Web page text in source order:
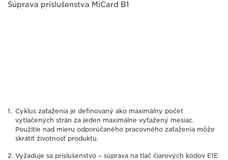
Súprava príslušenstva MiCard B1
Cyklus zaťaženia je definovaný ako maximálny počet
vytlačených strán za jeden maximálne vyťažený mesiac.
Použitie nad mieru odporúčaného pracovného zaťaženia môže
skrátiť životnosť produktu.
Vyžaduje sa príslušenstvo – súprava na tlač čiarových kódov E1E